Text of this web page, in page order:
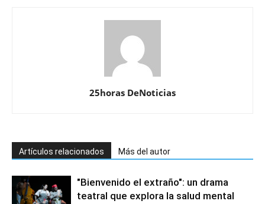
25horas DeNoticias
Artículos relacionados Más del autor
"Bienvenido el extraño": un drama
teatral que explora la salud mental